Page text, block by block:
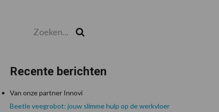
Recente berichten
Van onze partner Innovi
Beetle veegrobot: jouw slimme hulp op de werkvloer